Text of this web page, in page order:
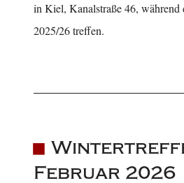
in Kiel, Kanalstraße 46, während
2025/26 treffen.
Februar 2026